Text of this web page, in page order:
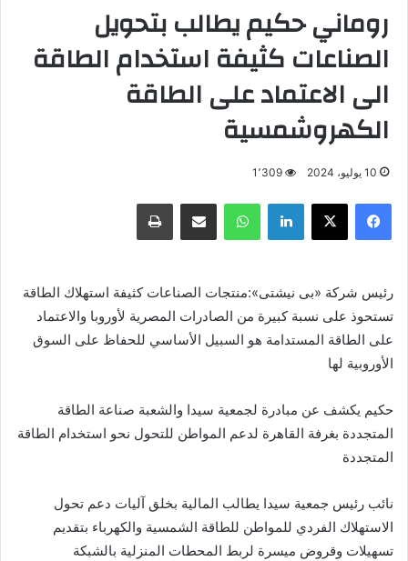
روماني حكيم يطالب بتحويل
الصناعات كثيفة استخدام الطاقة
الى الاعتماد على الطاقة
الكهروشمسية
10 يوليو، 2024 1٬309
فيسبوك X لينكدإن واتساب مشاركة عبر البريد طباعة
رئيس شركة «بى نيشتى»:منتجات الصناعات كثيفة استهلاك الطاقة
تستحوذ على نسبة كبيرة من الصادرات المصرية لأوروبا والاعتماد
على الطاقة المستدامة هو السبيل الأساسي للحفاظ على السوق
الأوروبية لها
حكيم يكشف عن مبادرة لجمعية سيدا والشعبة صناعة الطاقة
المتجددة بغرفة القاهرة لدعم المواطن للتحول نحو استخدام الطاقة
المتجددة
نائب رئيس جمعية سيدا يطالب المالية بخلق آليات دعم تحول
الاستهلاك الفردي للمواطن للطاقة الشمسية والكهرباء بتقديم
تسهيلات وقروض ميسرة لربط المحطات المنزلية بالشبكة